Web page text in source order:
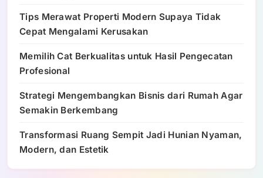
Tips Merawat Properti Modern Supaya Tidak
Cepat Mengalami Kerusakan
Memilih Cat Berkualitas untuk Hasil Pengecatan
Profesional
Strategi Mengembangkan Bisnis dari Rumah Agar
Semakin Berkembang
Transformasi Ruang Sempit Jadi Hunian Nyaman,
Modern, dan Estetik